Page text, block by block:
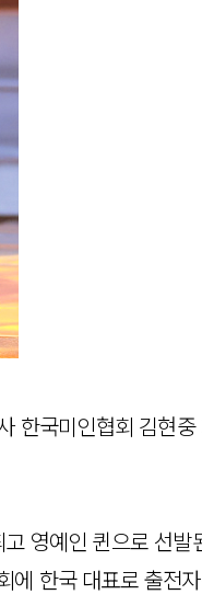
한국미인협회 김현
영예인 퀸으로 선발
한국 대표로 출전